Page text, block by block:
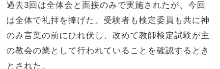
過去3回は全体会と面接のみで実施されたが、今回
は全体で礼拝を捧げた。受験者も検定委員も共に神
のみ言葉の前にひれ伏し、改めて教師検定試験が主
の教会の業として行われていることを確認するとき
とされた。